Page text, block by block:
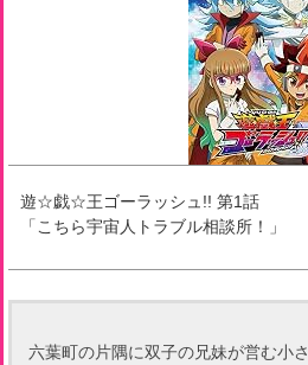
遊☆戯☆王ゴーラッシュ!! 第1話
「こちら宇宙人トラブル相談所！ 」
六葉町の片隅に双子の兄妹が営む小